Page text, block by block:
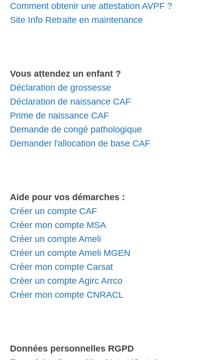
Comment obtenir une attestation AVPF ?
Site Info Retraite en maintenance
Vous attendez un enfant ?
Déclaration de grossesse
Déclaration de naissance CAF
Prime de naissance CAF
Demande de congé pathologique
Demander l'allocation de base CAF
Aide pour vos démarches :
Créer un compte CAF
Créer mon compte MSA
Créer un compte Ameli
Créer un compte Ameli MGEN
Créer mon compte Carsat
Créer un compte Agirc Arrco
Créer mon compte CNRACL
Données personnelles RGPD